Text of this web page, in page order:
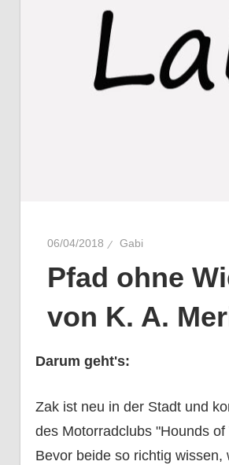
06/04/2018 Gabi
Pfad ohne
von K. A.
Darum geht's:
Zak ist neu in der Stadt und
des Motorradclubs "Hounds
Bevor beide so richtig